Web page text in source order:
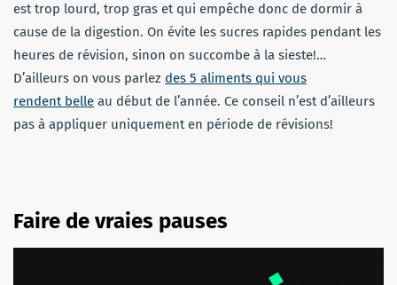
est trop lourd, trop gras et qui empêche donc de dormir à
cause de la digestion. On évite les sucres rapides pendant les
heures de révision, sinon on succombe à la sieste!…
D’ailleurs on vous parlez des 5 aliments qui vous
rendent belle au début de l’année. Ce conseil n’est d’ailleurs
pas à appliquer uniquement en période de révisions!
Faire de vraies pauses